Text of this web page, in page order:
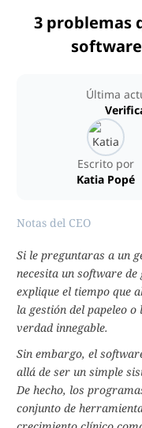
3 problemas
Escrito por
Katia Popé
Última
Notas del CEO
Si le preguntaras a un
necesita un software
explique el tiempo que
la gestión del papeleo
verdad innegable.
Sin embargo, el
allá de ser un simple
De hecho, los
conjunto de